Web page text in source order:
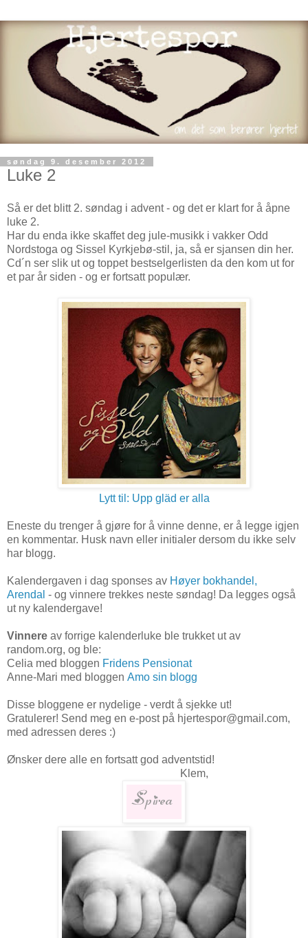
søndag 9. desember 2012
Luke 2
Så er det blitt 2. søndag i advent - og det er klart for å åpne
luke 2.
Har du enda ikke skaffet deg jule-musikk i vakker Odd
Nordstoga og Sissel Kyrkjebø-stil, ja, så er sjansen din her.
Cd´n ser slik ut og toppet bestselgerlisten da den kom ut for
et par år siden - og er fortsatt populær.
Lytt til: Upp gläd er alla
Eneste du trenger å gjøre for å vinne denne, er å legge igjen
en kommentar. Husk navn eller initialer dersom du ikke selv
har blogg.
Kalendergaven i dag sponses av Høyer bokhandel,
Arendal - og vinnere trekkes neste søndag! Da legges også
ut ny kalendergave!
Vinnere av forrige kalenderluke ble trukket ut av
random.org, og ble:
Celia med bloggen Fridens Pensionat
Anne-Mari med bloggen Amo sin blogg
Disse bloggene er nydelige - verdt å sjekke ut!
Gratulerer! Send meg en e-post på hjertespor@gmail.com,
med adressen deres :)
Ønsker dere alle en fortsatt god adventstid!
Klem,